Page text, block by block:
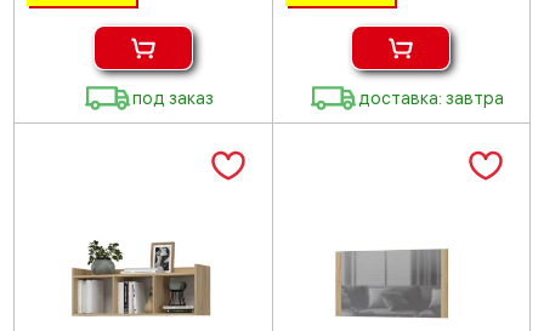
под заказ доставка: завтра